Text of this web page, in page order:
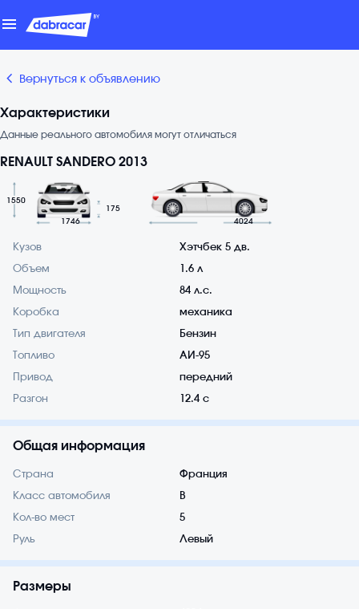
menu
chevron_backward Вернуться к объявлению
Характеристики
Данные реального автомобиля могут отличаться
RENAULT SANDERO 2013
1746
1550
175
4024
Кузов Хэтчбек 5 дв.
Объем 1.6 л
Мощность 84 л.с.
Коробка механика
Тип двигателя Бензин
Топливо АИ-95
Привод передний
Разгон 12.4 с
Общая информация
Страна Франция
Класс автомобиля B
Кол-во мест 5
Руль Левый
Размеры